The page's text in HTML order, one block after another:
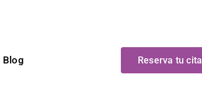
Blog Reserva tu cita